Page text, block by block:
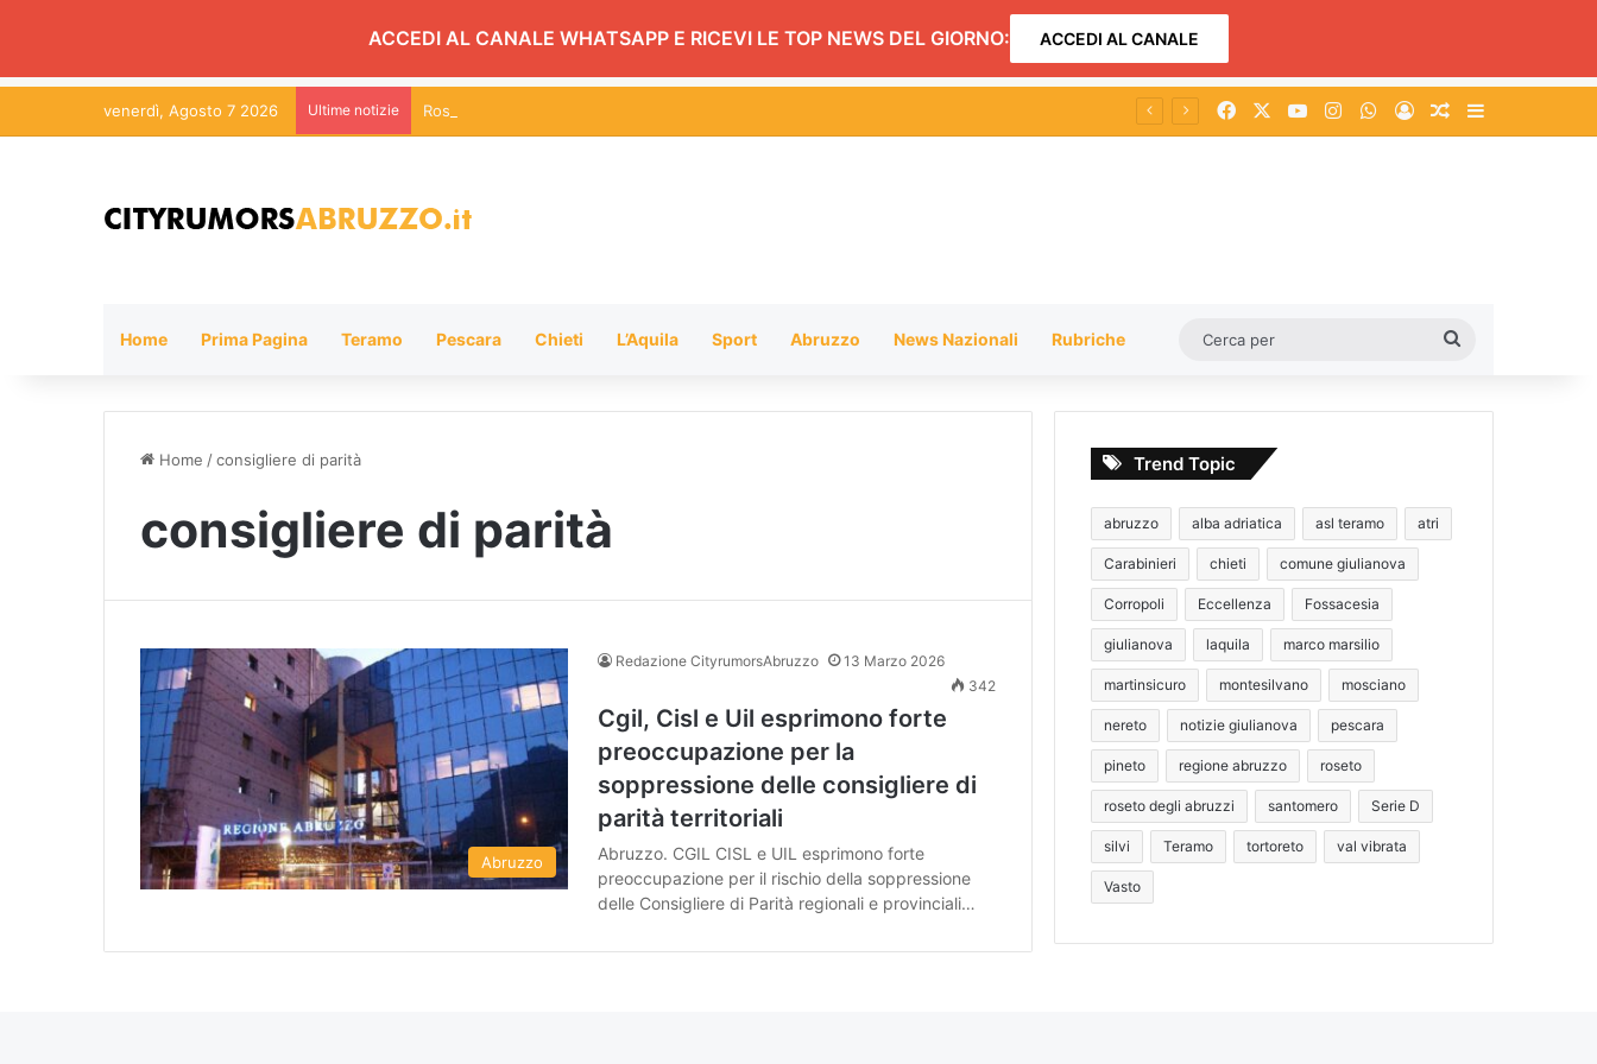
ACCEDI AL CANALE WHATSAPP E RICEVI LE TOP NEWS DEL GIORNO: ACCEDI AL CANALE
venerdì, Agosto 7 2026 Ultime notizie Roseto, Hotel Laguna Blu, Romani (Lega): il Comune approfondisca la vicenda Facebook You TubeInstagramWhatsApp
AccediUn articolo a
Home Prima Pagina Teramo Pescara Chieti L’Aquila Sport Abruzzo News Nazionali Rubriche
Home /consigliere di parità
consigliere di parità
Abruzzo
Redazione CityrumorsAbruzzo
13 Marzo 2026
342
Cgil, Cisl e Uil esprimono forte
preoccupazione per la
soppressione delle consigliere di
parità territoriali
Abruzzo. CGIL CISL e UIL esprimono forte
preoccupazione per il rischio della soppressione
delle Consigliere di Parità regionali e provinciali…
Trend Topic
abruzzo alba adriatica asl teramo atri
Carabinieri chieti comune giulianova
Corropoli Eccellenza Fossacesia
giulianova laquila marco marsilio
martinsicuro montesilvano mosciano
nereto notizie giulianova pescara
pineto regione abruzzo roseto
roseto degli abruzzi santomero Serie D
silvi Teramo tortoreto val vibrata
Vasto